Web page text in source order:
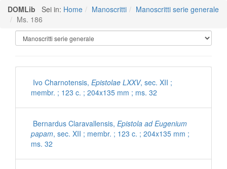
DOMLib Sei in: Home Manoscritti
Manoscritti serie generale
Ms. 186
Manoscritti Polironiani
Ivo Charnotensis, Epistolae LXXV, sec. XII ;
membr. ; 123 c. ; 204x135 mm ; ms. 32
Bernardus Claravallensis, Epistola ad Eugenium
papam, sec. XII ; membr. ; 123 c. ; 204x135 mm ;
ms. 32